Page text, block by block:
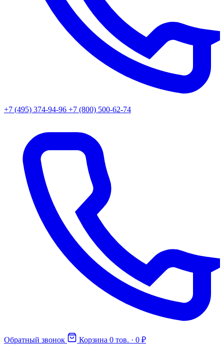
+7 (495) 374-94-96 +7 (800) 500-62-74
Обратный звонок Корзина 0 тов. · 0 ₽